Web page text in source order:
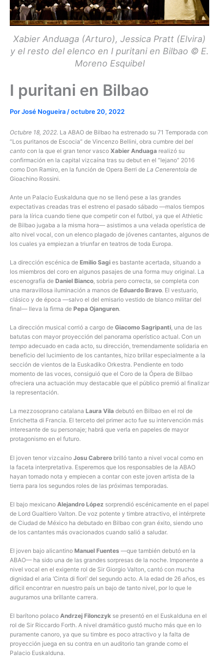
Xabier Anduaga (Arturo), Jessica Pratt (Elvira)
y el resto del elenco en I puritani en Bilbao © E.
Moreno Esquibel
I puritani en Bilbao
PorJosé Nogueira /octubre 20, 2022
Octubre 18, 2022. La ABAO de Bilbao ha estrenado su 71 Temporada con
“Los puritanos de Escocia” de Vincenzo Bellini, obra cumbre del bel
canto con la que el gran tenor vasco Xabier Anduaga realizó su
confirmación en la capital vizcaína tras su debut en el “lejano” 2016
como Don Ramiro, en la función de Opera Berri de La Cenerentola de
Gioachino Rossini.
Ante un Palacio Euskalduna que no se llenó pese a las grandes
expectativas creadas tras el estreno el pasado sábado —malos tiempos
para la lírica cuando tiene que competir con el futbol, ya que el Athletic
de Bilbao jugaba a la misma hora— asistimos a una velada operística de
alto nivel vocal, con un elenco plagado de jóvenes cantantes, algunos de
los cuales ya empiezan a triunfar en teatros de toda Europa.
La dirección escénica de Emilio Sagi es bastante acertada, situando a
los miembros del coro en algunos pasajes de una forma muy original. La
escenografía de Daniel Bianco , sobria pero correcta, se completa con
una maravillosa iluminación a manos de Eduardo Bravo. El vestuario,
clásico y de época —salvo el del emisario vestido de blanco militar del
final— lleva la firma de Pepa Ojanguren.
La dirección musical corrió a cargo de Giacomo Sagripanti, una de las
batutas con mayor proyección del panorama operístico actual. Con un
tempo adecuado en cada acto, su dirección, tremendamente solidaria en
beneficio del lucimiento de los cantantes, hizo brillar especialmente a la
sección de vientos de la Euskadiko Orkestra. Pendiente en todo
momento de las voces, consiguió que el Coro de la Ópera de Bilbao
ofreciera una actuación muy destacable que el público premió al finalizar
la representación.
La mezzosoprano catalana Laura Vila debutó en Bilbao en el rol de
Enrichetta di Francia. El terceto del primer acto fue su intervención más
interesante de su personaje; habrá que verla en papeles de mayor
protagonismo en el futuro.
El joven tenor vizcaíno Josu Cabrero brilló tanto a nivel vocal como en
la faceta interpretativa. Esperemos que los responsables de la ABAO
hayan tomado nota y empiecen a contar con este joven artista de la
tierra para los segundos roles de las próximas temporadas.
El bajo mexicano Alejandro López sorprendió escénicamente en el papel
de Lord Gualtiero Valton. De voz potente y timbre atractivo, el intérprete
de Ciudad de México ha debutado en Bilbao con gran éxito, siendo uno
de los cantantes más ovacionados cuando salió a saludar.
El joven bajo alicantino Manuel Fuentes —que también debutó en la
ABAO— ha sido una de las grandes sorpresas de la noche. Imponente a
nivel vocal en el exigente rol de Sir Giorgio Valton, cantó con mucha
dignidad el aria ‘Cinta di fiori’ del segundo acto. A la edad de 26 años, es
difícil encontrar en nuestro país un bajo de tanto nivel, por lo que le
auguramos una brillante carrera.
El barítono polaco Andrzej Filonczyk se presentó en el Euskalduna en el
rol de Sir Riccardo Forth. A nivel dramático gustó mucho más que en lo
puramente canoro, ya que su timbre es poco atractivo y la falta de
proyección juega en su contra en un auditorio tan grande como el
Palacio Euskalduna.